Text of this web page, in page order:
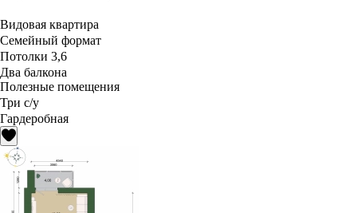
Видовая квартира
Семейный формат
Потолки 3,6
Два балкона
Полезные помещения
Три с/у
Гардеробная